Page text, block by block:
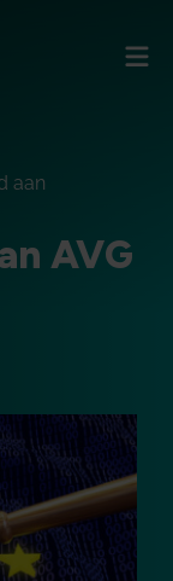
aan
AVG